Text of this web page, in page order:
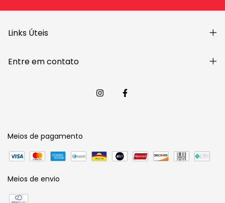
Links Úteis
Entre em contato
Meios de pagamento
Meios de envio